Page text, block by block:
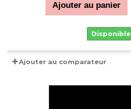
Ajouter au panier
Disponible
Ajouter au comparateur